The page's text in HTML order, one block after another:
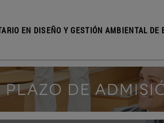
EN DISEÑO Y GESTIÓN AMBIENTAL DE